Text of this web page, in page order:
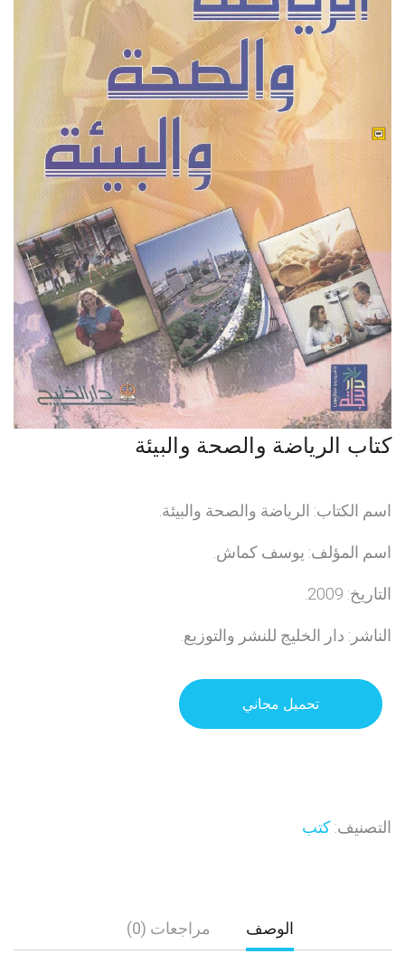
كتاب الرياضة والصحة والبيئة
اسم الكتاب: الرياضة والصحة والبيئة.
اسم المؤلف: يوسف كماش.
التاريخ: 2009.
الناشر: دار الخليج للنشر والتوزيع.
تحميل مجاني
التصنيف: كتب
الوصف مراجعات (0)